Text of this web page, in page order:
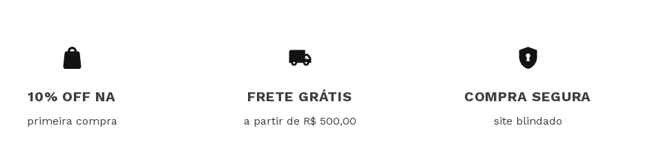
10% OFF NA
primeira compra
FRETE GRÁTIS
a partir de R$ 500,00
COMPRA SEGURA
site blindado